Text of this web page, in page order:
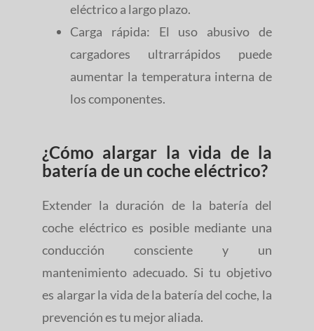
eléctrico a largo plazo.
Carga rápida: El uso abusivo de
cargadores ultrarrápidos puede
aumentar la temperatura interna de
los componentes.
¿Cómo alargar la vida de la
batería de un coche eléctrico?
Extender la duración de la batería del
coche eléctrico es posible mediante una
conducción consciente y un
mantenimiento adecuado. Si tu objetivo
es alargar la vida de la batería del coche, la
prevención es tu mejor aliada.